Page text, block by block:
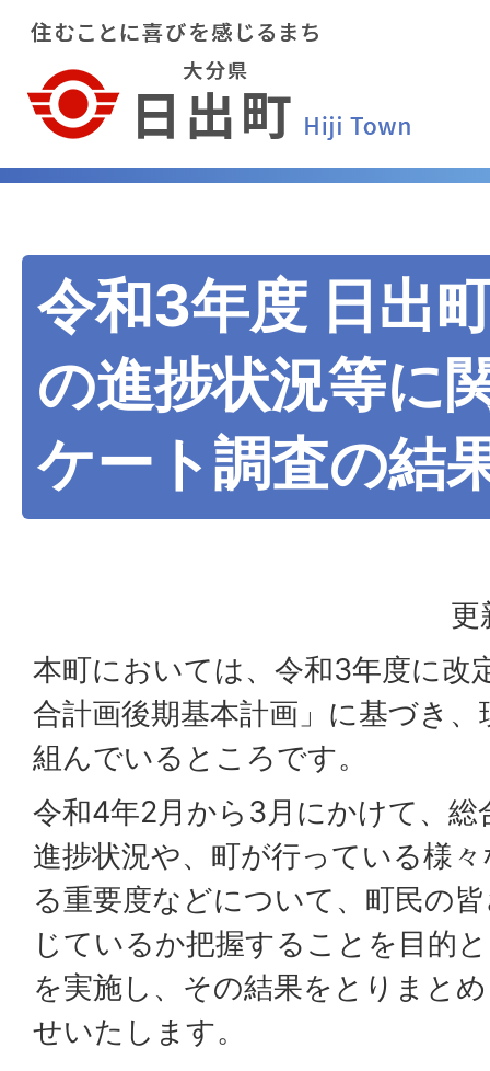
令和3年度 日出
の進捗状況等に
ケート調査の結
更
本町においては、令和3年度に改
合計画後期基本計画」に基づき
組んでいるところです。
令和4年2月から3月にかけて、総
進捗状況や、町が行っている様
る重要度などについて、町民の
じているか把握することを目的
を実施し、その結果をとりまと
せいたします。